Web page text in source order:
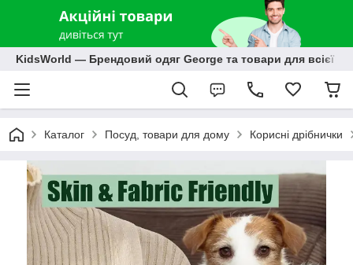
KidsWorld — Брендовий одяг George та товари для всієї
Каталог Посуд, товари для дому Корисні дрібнички